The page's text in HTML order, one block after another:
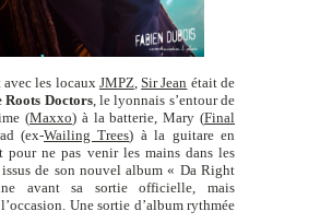
les locaux JMPZ,Sir Jean était de
Doctors, le lyonnais s’entour de
(Maxxo) à la batterie, Mary (Final
(ex-Wailing Trees) à la guitare en
pour ne pas venir les mains dans les
de son nouvel album « Da Right
avant sa sortie officielle, mais
Une sortie d’album rythmée